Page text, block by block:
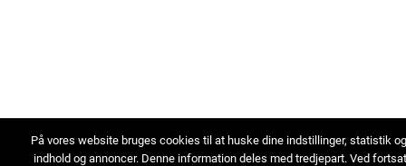
På vores website bruges cookies til at huske dine indstillinger, statistik
indhold og annoncer. Denne information deles med tredjepart. Ved